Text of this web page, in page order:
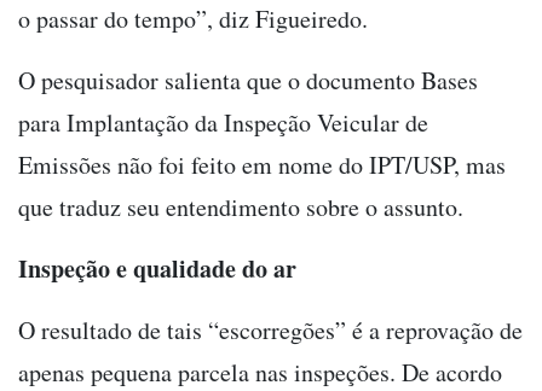
o passar do tempo”, diz Figueiredo.
O pesquisador salienta que o documento Bases
para Implantação da Inspeção Veicular de
Emissões não foi feito em nome do IPT/USP, mas
que traduz seu entendimento sobre o assunto.
Inspeção e qualidade do ar
O resultado de tais “escorregões” é a reprovação de
apenas pequena parcela nas inspeções. De acordo